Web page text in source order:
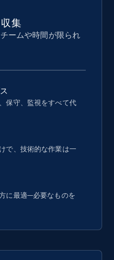
集
ームや時間が限られ
保守、監視をすべて代
で、技術的な作業は一
に最適—必要なものを